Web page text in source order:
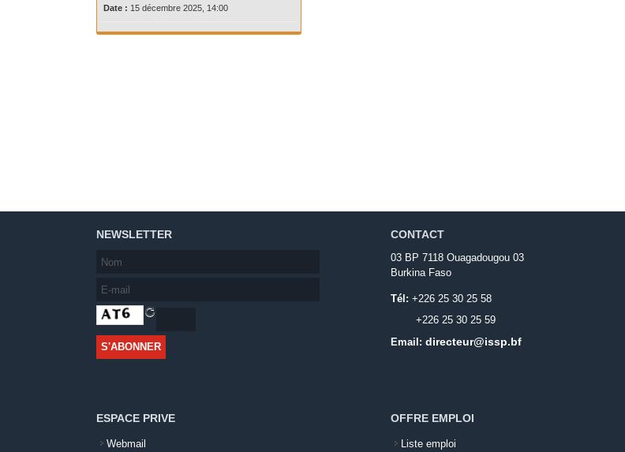
Date : 15 décembre 2025, 14:00
NEWSLETTER CONTACT
03 BP 7118 Ouagadougou 03
Burkina Faso
Tél:+226 25 30 25 58
+226 25 30 25 59
Email:directeur@issp.bf
ESPACE PRIVE
Webmail
OFFRE EMPLOI
Liste emploi